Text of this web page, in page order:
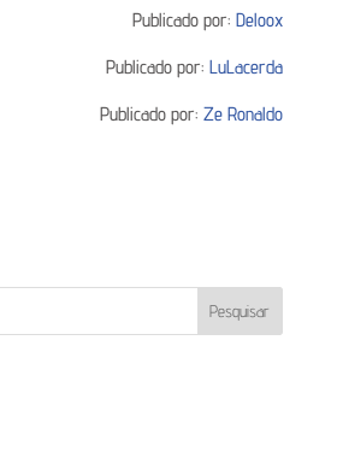
Publicado por:Deloox
Publicado por:LuLacerda
Publicado por:Ze Ronaldo